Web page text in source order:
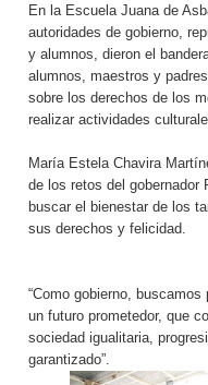
En la Escuela Juana de
autoridades de gobierno,
y alumnos, dieron el
alumnos, maestros y
sobre los derechos de los
realizar actividades
María Estela Chavira
de los retos del gobernador
buscar el bienestar de los
sus derechos y felicidad.
“Como gobierno,
un futuro prometedor, que
sociedad igualitaria,
garantizado”.